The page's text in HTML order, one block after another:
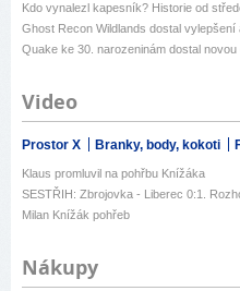
Kdo vynalezl kapesník? Historie od
Ghost Recon Wildlands dostal vylepšení
Quake ke 30. narozeninám dostal novou
Video
Prostor X Branky, body, kokoti
Klaus promluvil na pohřbu Knížáka
SESTŘIH: Zbrojovka - Liberec 0:1.
Milan Knížák pohřeb
Nákupy